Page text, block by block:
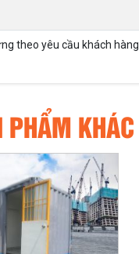
theo yêu cầu khách hàng
PHẨM KHÁC